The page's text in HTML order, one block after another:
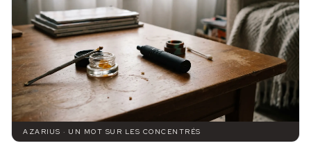
AZARIUS · UN MOT SUR LES CONCENTRÉS